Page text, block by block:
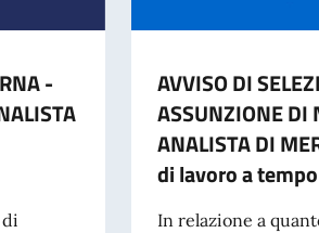
-
AVVISO DI
ASSUNZIONE DI
ANALISTA DI
di lavoro a
In relazione a